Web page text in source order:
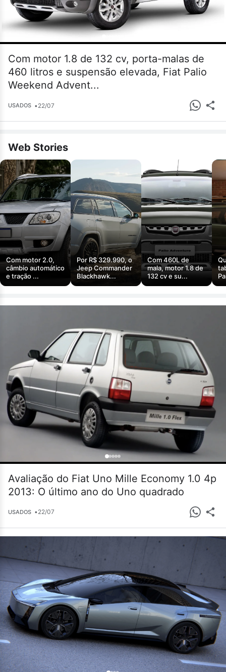
Com motor 1.8 de 132 cv, porta-malas de
460 litros e suspensão elevada, Fiat Palio
Weekend Advent...
USADOS •22/07
Web Stories
Com motor 2.0,
câmbio automático
e tração ...
Por R$ 329.990, o
Jeep Commander
Blackhawk...
Com 460L de
mala, motor 1.8 de
132 cv e su...
Avaliação do Fiat Uno Mille Economy 1.0 4p
2013: O último ano do Uno quadrado
USADOS •22/07